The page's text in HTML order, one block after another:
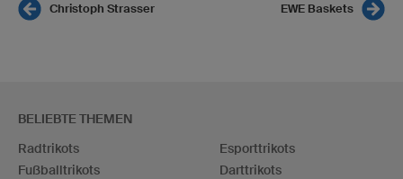
Christoph Strasser EWE Baskets
BELIEBTE THEMEN
Radtrikots
Fußballtrikots
Esporttrikots
Darttrikots